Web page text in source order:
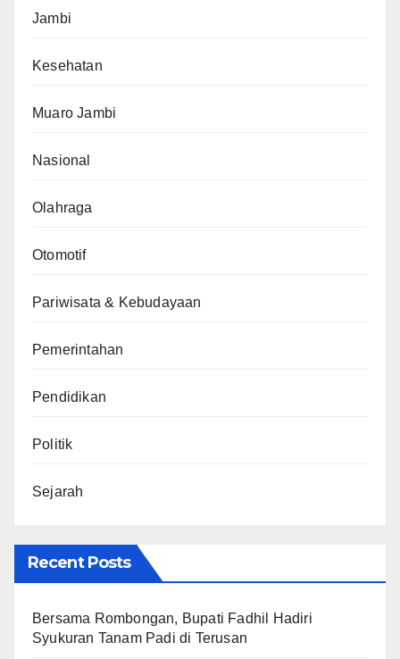
Jambi
Kesehatan
Muaro Jambi
Nasional
Olahraga
Otomotif
Pariwisata & Kebudayaan
Pemerintahan
Pendidikan
Politik
Sejarah
Recent Posts
Bersama Rombongan, Bupati Fadhil Hadiri
Syukuran Tanam Padi di Terusan